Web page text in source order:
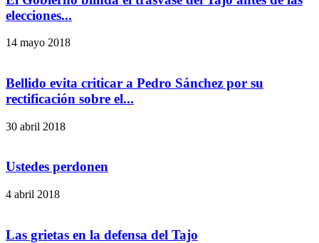
elecciones...
14 mayo 2018
Bellido evita criticar a Pedro Sánchez por su
rectificación sobre el...
30 abril 2018
Ustedes perdonen
4 abril 2018
Las grietas en la defensa del Tajo